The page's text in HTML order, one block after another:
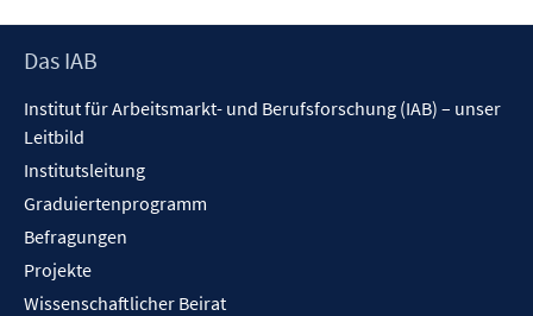
Footer
Das IAB
Institut für Arbeitsmarkt- und Berufsforschung (IAB) – unser
Leitbild
Institutsleitung
Graduiertenprogramm
Befragungen
Projekte
Wissenschaftlicher Beirat